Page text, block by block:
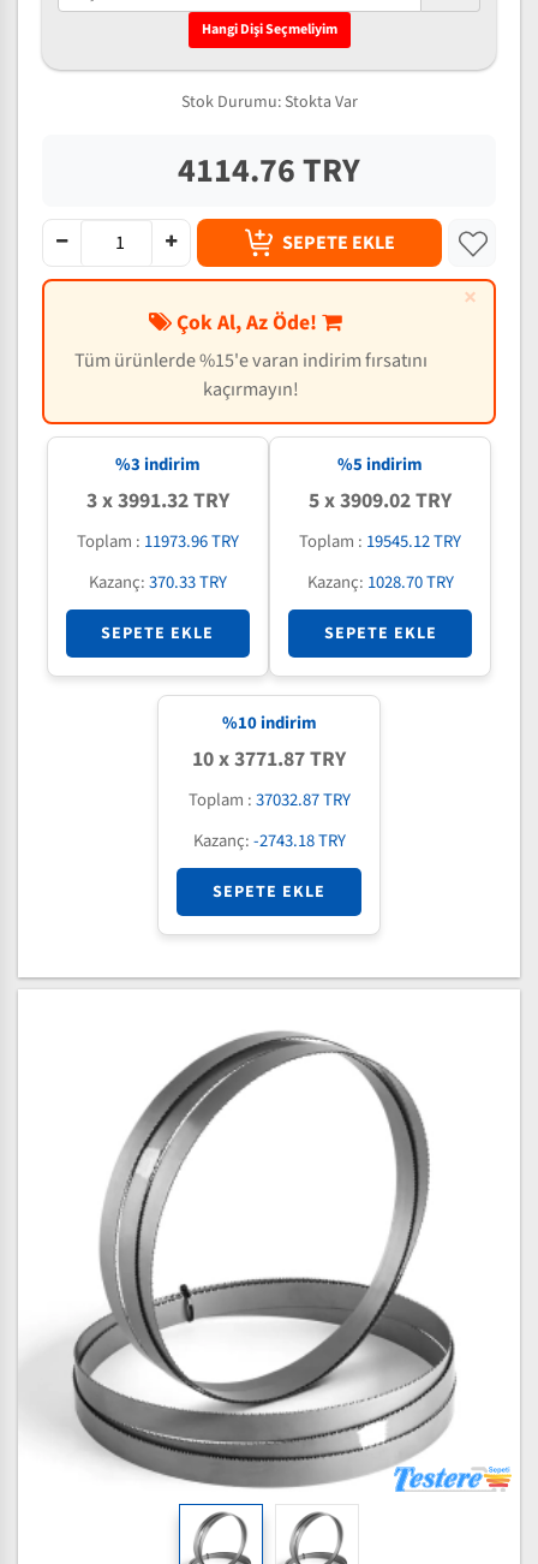
Hangi Dişi Seçmeliyim
Stok Durumu: Stokta Var
4114.76 TRY
SEPETE EKLE
×
Çok Al, Az Öde!
Tüm ürünlerde %15'e varan indirim fırsatını
kaçırmayın!
%3 indirim
3 x 3991.32 TRY
Toplam : 11973.96 TRY
Kazanç:370.33 TRY
SEPETE EKLE
%5 indirim
5 x 3909.02 TRY
Toplam : 19545.12 TRY
Kazanç: 1028.70 TRY
SEPETE EKLE
%10indirim
10 x 3771.87 TRY
Toplam :37032.87 TRY
Kazanç:-2743.18 TRY
SEPETE EKLE